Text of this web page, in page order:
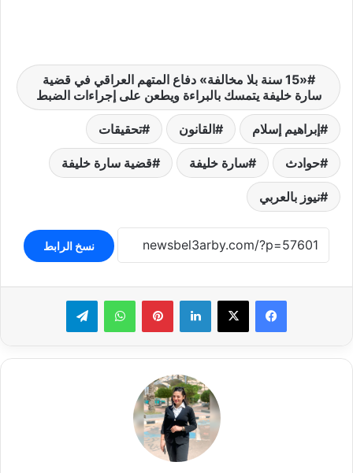
«15 سنة بلا مخالفة» دفاع المتهم العراقي في قضية
سارة خليفة يتمسك بالبراءة ويطعن على إجراءات الضبط
إبراهيم إسلام القانون تحقيقات
حوادث سارة خليفة قضية سارة خليفة
نيوز بالعربي
نسخ الرابط
لينكدإن بينتيريستواتساب تيلقرام